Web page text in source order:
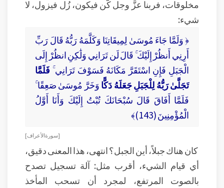
مخلوقات، فربنا عزَّ وجل كَّن فيكون، زُل فيزول، لا
شيء:
﴿ وَلَمَّا جَاءَ مُوسَىٰ لِمِيقَاتِنَا وَكَلَّمَهُ رَبُّهُ قَالَ رَبِّ
أَرِنِي أَنظُرْ إِلَيْكَ ۚ قَالَ لَن تَرَانِي وَلَٰكِنِ انظُرْ إِلَى
الْجَبَلِ فَإِنِ اسْتَقَرَّ مَكَانَهُ فَسَوْفَ تَرَانِي ۚ فَلَمَّا
تَجَلَّىٰ رَبُّهُ لِلْجَبَلِ جَعَلَهُ دَكًّاوَخَرَّ مُوسَىٰ صَعِقًا ۚ
فَلَمَّا أَفَاقَ قَالَ سُبْحَانَكَ تُبْتُ إِلَيْكَ وَأَنَا أَوَّلُ
الْمُؤْمِنِينَ (143)﴾
[ سورة الأعراف ]
كان هناك جبلاً، أين الجبل؟ انتهى، هذا المعنى دقيق،
أي قيام الشيء، أقرب مثل: آلة تسجيل تصدح
بالصوت المرتفع، لمجرد أن تسحب المأخذ